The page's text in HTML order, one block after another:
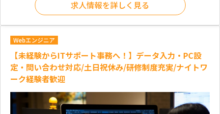
求人情報を詳しく見る
Webエンジニア
【未経験からITサポート事務へ！】データ入力・PC設
定・問い合わせ対応/土日祝休み/研修制度充実/ナイトワ
ーク経験者歓迎